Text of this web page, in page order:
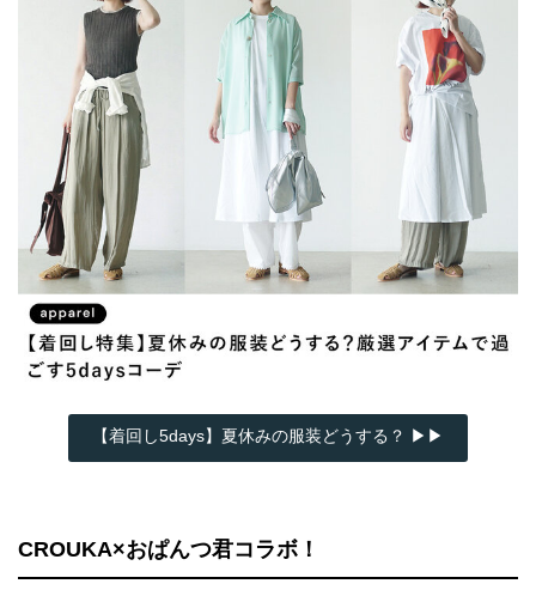
【着回し5days】夏休みの服装どうする？ ▶▶
CROUKA×おぱんつ君コラボ！